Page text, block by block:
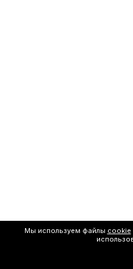
Мы используем файлы cookie